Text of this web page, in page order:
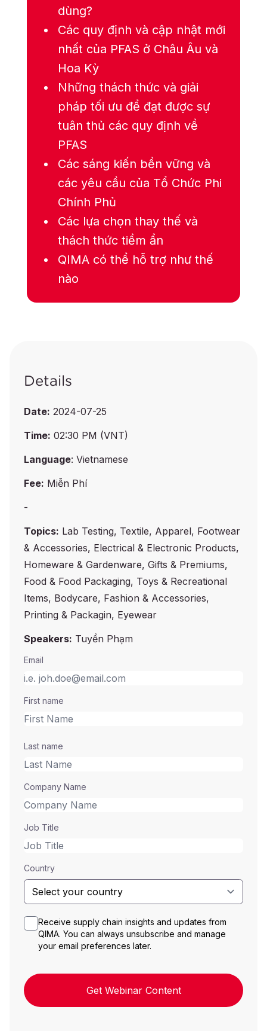
dùng?
Các quy định và cập nhật mới
nhất của PFAS ở Châu Âu và
Hoa Kỳ
Những thách thức và giải
pháp tối ưu để đạt được sự
tuân thủ các quy định về
PFAS
Các sáng kiến bền vững và
các yêu cầu của Tổ Chức Phi
Chính Phủ
Các lựa chọn thay thế và
thách thức tiềm ẩn
QIMA có thể hỗ trợ như thế
nào
Details
Date: 2024-07-25
Time: 02:30 PM (VNT)
Language: Vietnamese
Fee: Miễn Phí
-
Topics: Lab Testing, Textile, Apparel, Footwear
& Accessories, Electrical & Electronic Products,
Homeware & Gardenware, Gifts & Premiums,
Food & Food Packaging, Toys & Recreational
Items, Bodycare, Fashion & Accessories,
Printing & Packagin, Eyewear
Speakers: Tuyền Phạm
Email
First name
Last name
Company Name
Job Title
Country
Receive supply chain insights and updates from
QIMA. You can always unsubscribe and manage
your email preferences later.
Get Webinar Content